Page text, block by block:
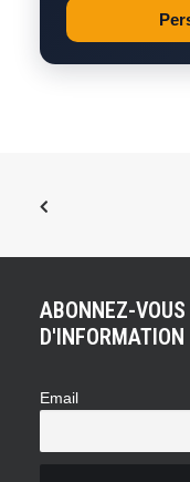
ABONNEZ-
D'INFORMATION
Email